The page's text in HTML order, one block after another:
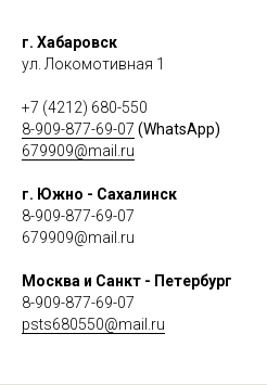
г. Хабаровск
ул. Локомотивная 1
+7 (4212) 680-550
8-909-877-69-07 (WhatsApp)
679909@mail.ru
г. Южно - Сахалинск
8-909-877-69-07
679909@mail.ru
Москва и Санкт - Петербург
8-909-877-69-07
psts680550@mail.ru